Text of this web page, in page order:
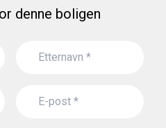
denne boligen